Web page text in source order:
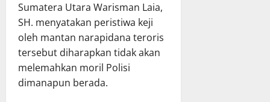
Sumatera Utara Warisman Laia,
SH. menyatakan peristiwa keji
oleh mantan narapidana teroris
tersebut diharapkan tidak akan
melemahkan moril Polisi
dimanapun berada.